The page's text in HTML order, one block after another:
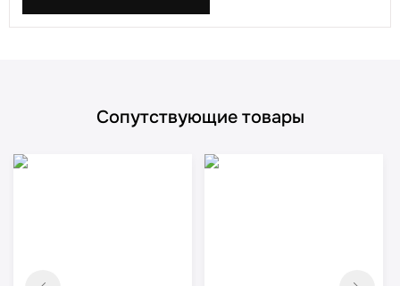
Сопутствующие товары